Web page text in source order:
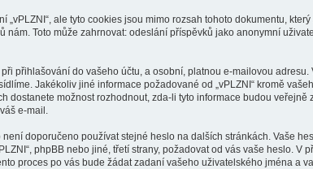
ale tyto cookies jsou mimo rozsah tohoto dokumentu,
Toto může zahrnovat: odeslání příspěvků jako anonymní
přihlašování do vašeho účtu, a osobní, platnou e-mailovou adresu.
Jakékoliv jiné informace požadované od „vPLZNI“ kromě
možnost rozhodnout, zda-li tyto informace budou veřejně
e-mail.
doporučeno používat stejné heslo na dalších stránkách. Vaše
phpBB nebo jiné, třetí strany, požadovat od vás vaše heslo. V
proces po vás bude žádat zadaní vašeho uživatelského jména a